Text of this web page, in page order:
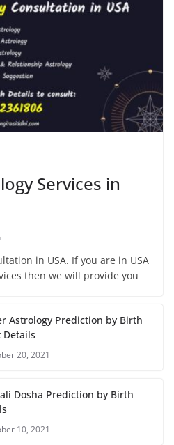
Services in
in USA. If you are in USA
then we will provide you
Astrology Prediction by Birth
Details
20, 2021
Dosha Prediction by Birth
10, 2021